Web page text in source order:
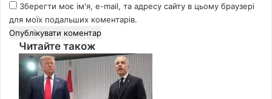
Зберегти моє ім'я, e-mail, та адресу сайту в цьому браузері
для моїх подальших коментарів.
Читайте також
Close